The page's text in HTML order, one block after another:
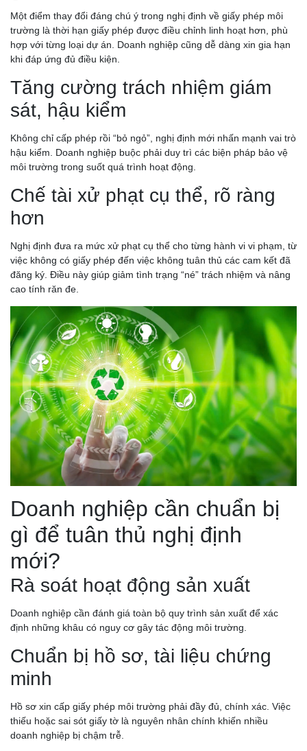
Một điểm thay đổi đáng chú ý trong nghị định về giấy phép môi
trường là thời hạn giấy phép được điều chỉnh linh hoạt hơn, phù
hợp với từng loại dự án. Doanh nghiệp cũng dễ dàng xin gia hạn
khi đáp ứng đủ điều kiện.
Tăng cường trách nhiệm giám
sát, hậu kiểm
Không chỉ cấp phép rồi “bỏ ngỏ”, nghị định mới nhấn mạnh vai trò
hậu kiểm. Doanh nghiệp buộc phải duy trì các biện pháp bảo vệ
môi trường trong suốt quá trình hoạt động.
Chế tài xử phạt cụ thể, rõ ràng
hơn
Nghị định đưa ra mức xử phạt cụ thể cho từng hành vi vi phạm, từ
việc không có giấy phép đến việc không tuân thủ các cam kết đã
đăng ký. Điều này giúp giảm tình trạng “né” trách nhiệm và nâng
cao tính răn đe.
Doanh nghiệp cần chuẩn bị
gì để tuân thủ nghị định
mới?
Rà soát hoạt động sản xuất
Doanh nghiệp cần đánh giá toàn bộ quy trình sản xuất để xác
định những khâu có nguy cơ gây tác động môi trường.
Chuẩn bị hồ sơ, tài liệu chứng
minh
Hồ sơ xin cấp giấy phép môi trường phải đầy đủ, chính xác. Việc
thiếu hoặc sai sót giấy tờ là nguyên nhân chính khiến nhiều
doanh nghiệp bị chậm trễ.